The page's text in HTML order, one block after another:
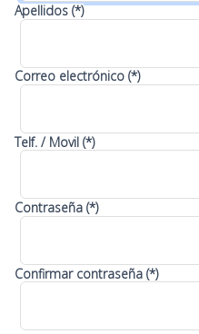
Apellidos (*)
Correo electrónico (*)
Telf. / Movil (*)
Contraseña (*)
Confirmar contraseña (*)